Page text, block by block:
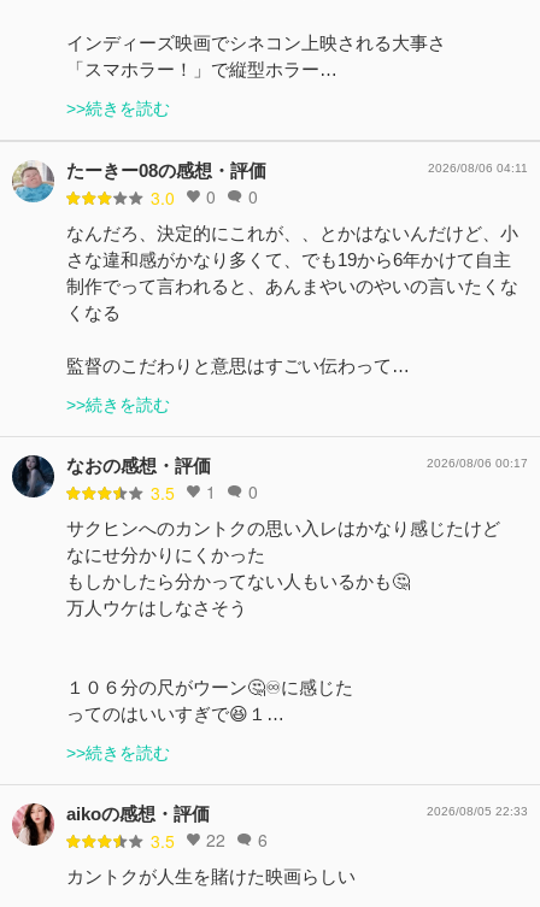
インディーズ映画でシネコン上映される大事さ
「スマホラー！」で縦型ホラー…
>>続きを読む
たーきー08の感想・評価
3.0 0 0
2026/08/06 04:11
なんだろ、決定的にこれが、、とかはないんだけど、小
さな違和感がかなり多くて、でも19から6年かけて自主
制作でって言われると、あんまやいのやいの言いたくな
くなる
監督のこだわりと意思はすごい伝わって…
>>続きを読む
なおの感想・評価
3.5 1 0
2026/08/06 00:17
サクヒンへのカントクの思い入レはかなり感じたけど
なにせ分かりにくかった
もしかしたら分かってない人もいるかも🤔
万人ウケはしなさそう
１０６分の尺がウーン🤔♾️に感じた
ってのはいいすぎで😆１…
>>続きを読む
aikoの感想・評価
3.5 22 6
2026/08/05 22:33
カントクが人生を賭けた映画らしい